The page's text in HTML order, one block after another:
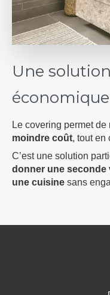
Une
économique
Le covering permet de
moindre coût, tout en
C’est une solution
donner une seconde
une cuisine sans